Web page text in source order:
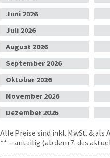
Juni2026
Juli2026
August 2026
September2026
Oktober2026
November2026
Dezember2026
Alle Preise sind inkl. MwSt. & als
** = anteilig (ab dem 7. des